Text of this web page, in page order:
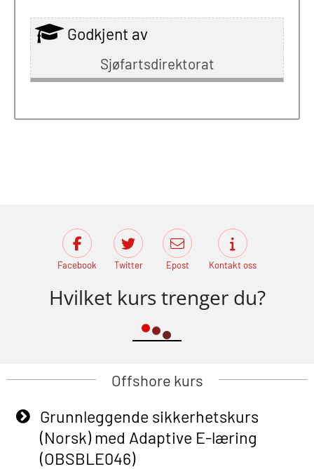
Godkjent av
Sjøfartsdirektorat
Facebook Twitter Epost Kontakt oss
Hvilket kurs trenger du?
Offshore kurs
Grunnleggende sikkerhetskurs
(Norsk) med Adaptive E-læring
(OBSBLE046)